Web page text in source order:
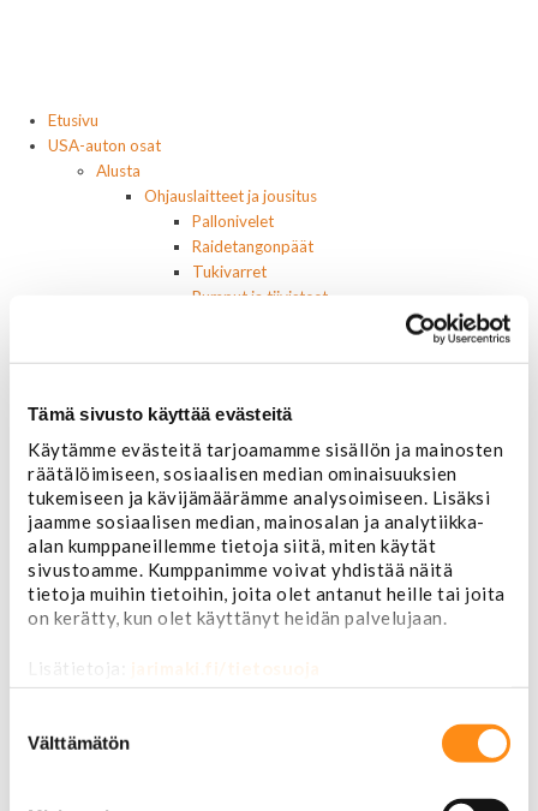
Tämä sivusto käyttää evästeitä
Käytämme evästeitä tarjoamamme sisällön ja mainosten
räätälöimiseen, sosiaalisen median ominaisuuksien
tukemiseen ja kävijämäärämme analysoimiseen. Lisäksi
jaamme sosiaalisen median, mainosalan ja analytiikka-
alan kumppaneillemme tietoja siitä, miten käytät
sivustoamme. Kumppanimme voivat yhdistää näitä
tietoja muihin tietoihin, joita olet antanut heille tai joita
on kerätty, kun olet käyttänyt heidän palvelujaan.
Lisätietoja: jarimaki.fi/tietosuoja
valinta
Välttämätön
Etusivu
USA-auton osat
Alusta
Ohjauslaitteet ja jousitus
Pallonivelet
Raidetangonpäät
Tukivarret
Pumput ja tiivisteet
Vahat ja autonhoito
Työkalut ja tarvikkeet
Ruuvit ja mutterit
Huolto-osat ja tarvikkeet
Jarru-osat
Jarrupalat (eteen)
Jarrupalat (taakse)
Jarrukengät
Jarrutiivisteet